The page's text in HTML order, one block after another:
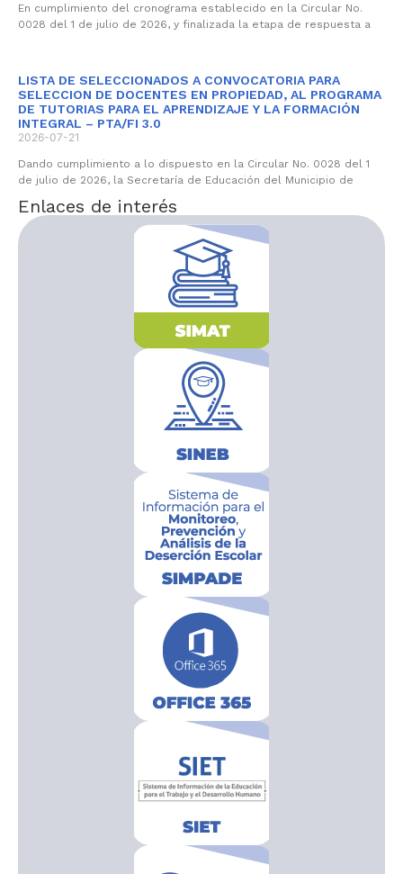
En cumplimiento del cronograma establecido en la Circular No.
0028 del 1 de julio de 2026, y finalizada la etapa de respuesta a
LISTA DE SELECCIONADOS A CONVOCATORIA PARA
SELECCION DE DOCENTES EN PROPIEDAD, AL PROGRAMA
DE TUTORIAS PARA EL APRENDIZAJE Y LA FORMACIÓN
INTEGRAL – PTA/FI 3.0
2026-07-21
Dando cumplimiento a lo dispuesto en la Circular No. 0028 del 1
de julio de 2026, la Secretaría de Educación del Municipio de
Enlaces de interés